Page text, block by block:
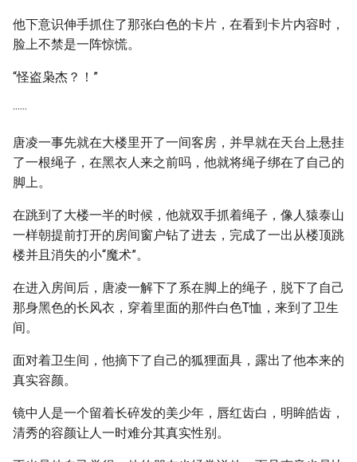
他下意识伸手抓住了那张白色的卡片，在看到卡片内容时，
脸上不禁是一阵惊慌。
“怪盗枭杰？！”
······
唐凌一事先就在大楼里开了一间客房，并早就在天台上悬挂
了一根绳子，在黑衣人来之前吗，他就将绳子绑在了自己的
脚上。
在跳到了大楼一半的时候，他就双手抓着绳子，像人猿泰山
一样朝提前打开的房间窗户钻了进去，完成了一出从楼顶跳
楼并且消失的小“魔术”。
在进入房间后，唐凌一解下了系在脚上的绳子，脱下了自己
那身黑色的长风衣，穿着里面的那件白色T恤，来到了卫生
间。
面对着卫生间，他摘下了自己的狐狸面具，露出了他本来的
真实容颜。
镜中人是一个留着长碎发的美少年，唇红齿白，明眸皓齿，
清秀的容颜让人一时难分其真实性别。